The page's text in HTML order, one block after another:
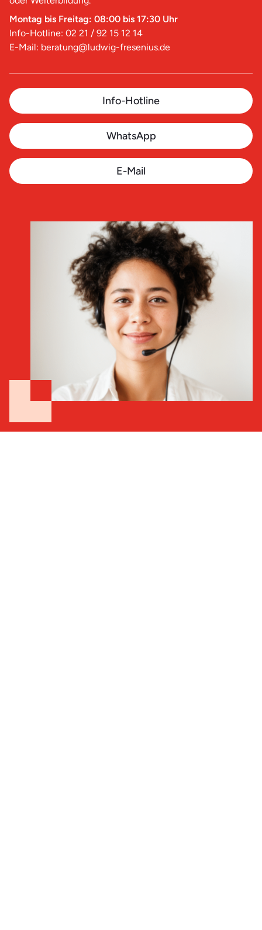
Montag bis Freitag: 08:00 bis 17:30 Uhr
Info-Hotline: 02 21 / 92 15 12 14
E-Mail: beratung@ludwig-fresenius.de
Info-Hotline
WhatsApp
E-Mail